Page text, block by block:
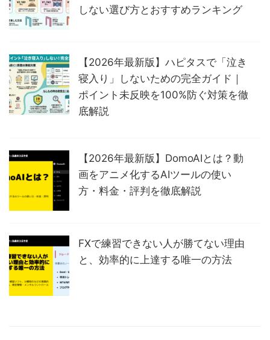
しない選び方とおすすめランキング
【2026年最新版】ハピタスで「泣き
寝入り」しないための完全ガイド｜
ポイント未反映を100%防ぐ対策を徹
底解説
【2026年最新版】DomoAIとは？動
画をアニメ化するAIツールの使い
方・料金・評判を徹底解説
FXで練習できない人が勝てない理由
と、効率的に上達する唯一の方法